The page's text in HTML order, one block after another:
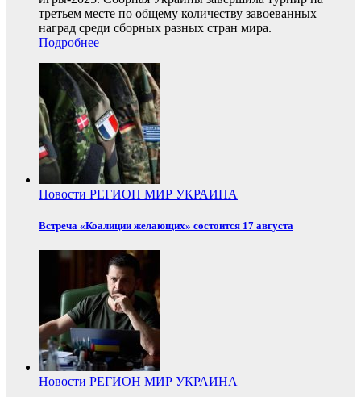
третьем месте по общему количеству завоеванных
наград среди сборных разных стран мира.
Подробнее
Новости РЕГИОН МИР УКРАИНА
Встреча «Коалиции желающих» состоится 17 августа
Новости РЕГИОН МИР УКРАИНА